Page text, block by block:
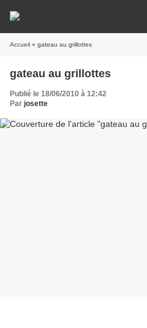
Accueil » gateau au grillottes
gateau au grillottes
Publié le 18/06/2010 à 12:42
Par josette